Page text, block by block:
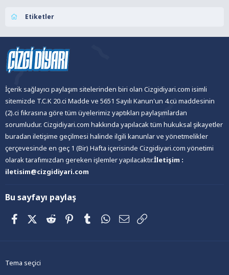
Etiketler
İçerik sağlayıcı paylaşım sitelerinden biri olan Cizgidiyari.com isimli
sitemizde T.C.K 20.ci Madde ve 5651 Sayılı Kanun'un 4.cü maddesinin
(2).ci fıkrasına göre tüm üyelerimiz yaptıkları paylaşımlardan
sorumludur. Cizgidiyari.com hakkında yapılacak tüm hukuksal şikayetler
buradan iletişime geçilmesi halinde ilgili kanunlar ve yönetmelikler
çerçevesinde en geç 1 (Bir) Hafta içerisinde Cizgidiyari.com yönetimi
olarak tarafımızdan gereken işlemler yapılacaktır.İletişim :
iletisim@cizgidiyari.com
Bu sayfayı paylaş
FacebookX (Twitter)
Reddit PinterestTumblrWhatsApp
E-posta
Tema seçici